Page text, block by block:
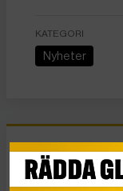
KATEGORI
Nyheter
Essä